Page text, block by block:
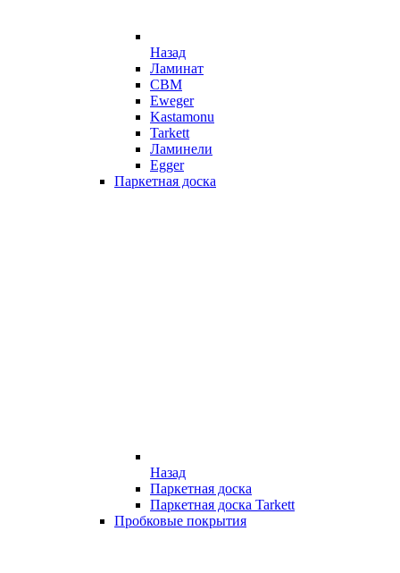
Назад
Ламинат
CBM
Eweger
Kastamonu
Tarkett
Ламинели
Egger
Паркетная доска
Назад
Паркетная доска
Паркетная доска Tarkett
Пробковые покрытия